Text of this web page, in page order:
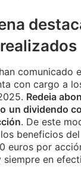
comunicado
con cargo a
Redeia
un dividendo
. De este
beneficios
euros por
en